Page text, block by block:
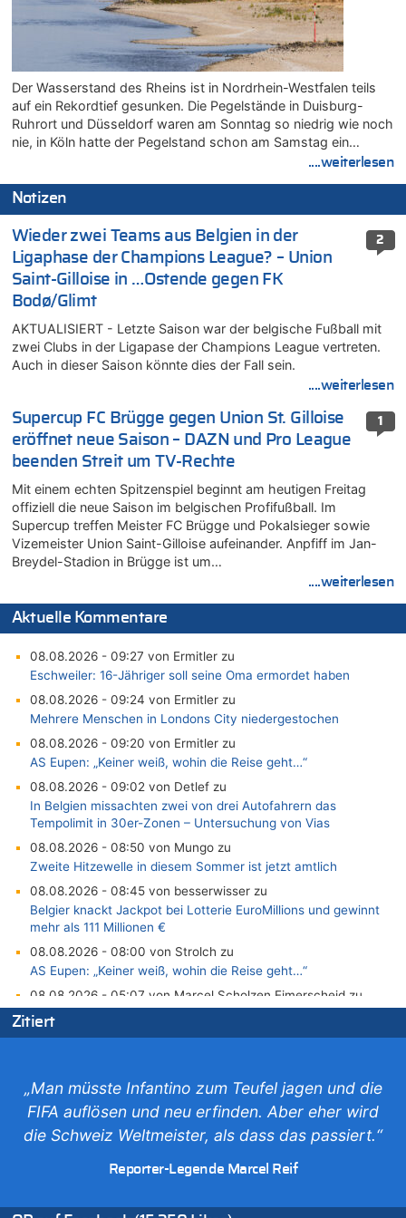
Der Wasserstand des Rheins ist in Nordrhein-Westfalen teils
auf ein Rekordtief gesunken. Die Pegelstände in Duisburg-
Ruhrort und Düsseldorf waren am Sonntag so niedrig wie noch
nie, in Köln hatte der Pegelstand schon am Samstag ein…
....weiterlesen
Notizen
2
Wieder zwei Teams aus Belgien in der
Ligaphase der Champions League? – Union
Saint-Gilloise in …Ostende gegen FK
Bodø/Glimt
AKTUALISIERT - Letzte Saison war der belgische Fußball mit
zwei Clubs in der Ligapase der Champions League vertreten.
Auch in dieser Saison könnte dies der Fall sein.
....weiterlesen
1
Supercup FC Brügge gegen Union St. Gilloise
eröffnet neue Saison – DAZN und Pro League
beenden Streit um TV-Rechte
Mit einem echten Spitzenspiel beginnt am heutigen Freitag
offiziell die neue Saison im belgischen Profifußball. Im
Supercup treffen Meister FC Brügge und Pokalsieger sowie
Vizemeister Union Saint-Gilloise aufeinander. Anpfiff im Jan-
Breydel-Stadion in Brügge ist um…
....weiterlesen
Aktuelle Kommentare
08.08.2026 - 09:27 von Ermitler zu
Eschweiler: 16-Jähriger soll seine Oma ermordet haben
08.08.2026 - 09:24 von Ermitler zu
Mehrere Menschen in Londons City niedergestochen
08.08.2026 - 09:20 von Ermitler zu
AS Eupen: „Keiner weiß, wohin die Reise geht…“
08.08.2026 - 09:02 von Detlef zu
In Belgien missachten zwei von drei Autofahrern das
Tempolimit in 30er-Zonen – Untersuchung von Vias
08.08.2026 - 08:50 von Mungo zu
Zweite Hitzewelle in diesem Sommer ist jetzt amtlich
08.08.2026 - 08:45 von besserwisser zu
Belgier knackt Jackpot bei Lotterie EuroMillions und gewinnt
mehr als 111 Millionen €
08.08.2026 - 08:00 von Strolch zu
AS Eupen: „Keiner weiß, wohin die Reise geht…“
08.08.2026 - 05:07 von Marcel Scholzen Eimerscheid zu
In Belgien missachten zwei von drei Autofahrern das
Tempolimit in 30er-Zonen – Untersuchung von Vias
Tempolimit in 30er-Zonen – Untersuchung von Vias
08.08.2026 - 00:26 von klar zu
Mehrere Menschen in Londons City niedergestochen
07.08.2026 - 23:52 von Hans L. zu
Aachen ab 11. August wieder Mekka des Pferdesports –
Zitiert
„Man müsste Infantino zum Teufel jagen und die
FIFA auflösen und neu erfinden. Aber eher wird
die Schweiz Weltmeister, als dass das passiert.“
Reporter-Legende Marcel Reif